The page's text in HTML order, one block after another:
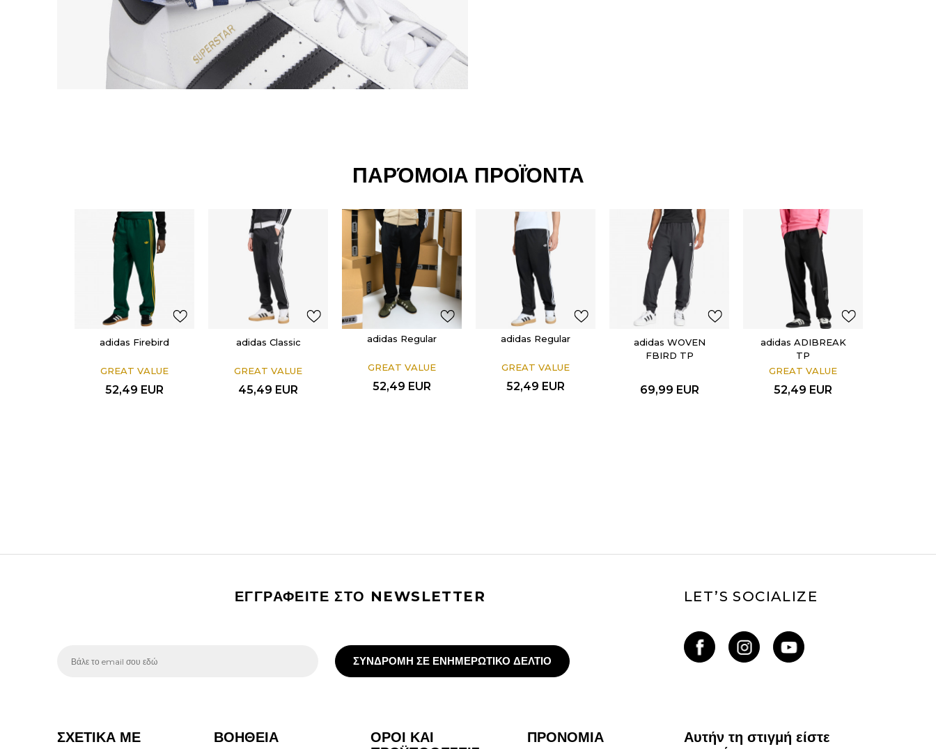
ΠΑΡΌΜΟΙΑ ΠΡΟΪΌΝΤΑ
adidas Firebird
GREAT VALUE
52,49 EUR
adidas Classic
GREAT VALUE
45,49 EUR
adidas Regular
GREAT VALUE
52,49 EUR
adidas Regular
GREAT VALUE
52,49 EUR
adidas WOVEN
FBIRD TP
69,99 EUR
adidas ADIBREAK
TP
GREAT VALUE
52,49 EUR
ΕΓΓΡΑΦΕΙΤΕ ΣΤΟ NEWSLETTER
ΣΥΝΔΡΟΜΗ ΣΕ ΕΝΗΜΕΡΩΤΙΚΟ ΔΕΛΤΙΟ
LET’S SOCIALIZE
ΣΧΕΤΙΚΑ ΜΕ ΒΟΗΘΕΙΑ
ΟΡΟΙ ΚΑΙ
ΠΡΟΝΟΜΙΑ
Αυτήν τη στιγμή είστε